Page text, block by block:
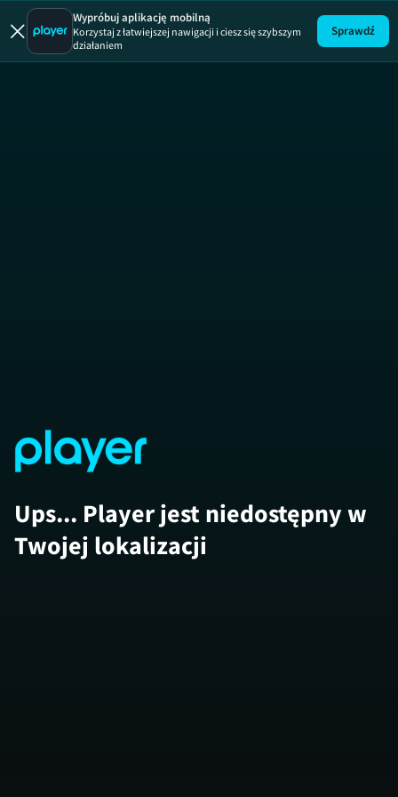
Wypróbuj aplikację mobilną
Korzystaj z łatwiejszej nawigacji i ciesz się szybszym
działaniem
Sprawdź
Ups... Player jest niedostępny w
Twojej lokalizacji